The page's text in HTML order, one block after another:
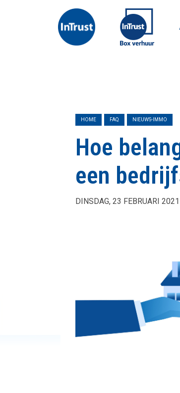
HOME FAQ NIEUWS-IMMO
Hoe
een
DINSDAG, 23 FEBRUARI 2021